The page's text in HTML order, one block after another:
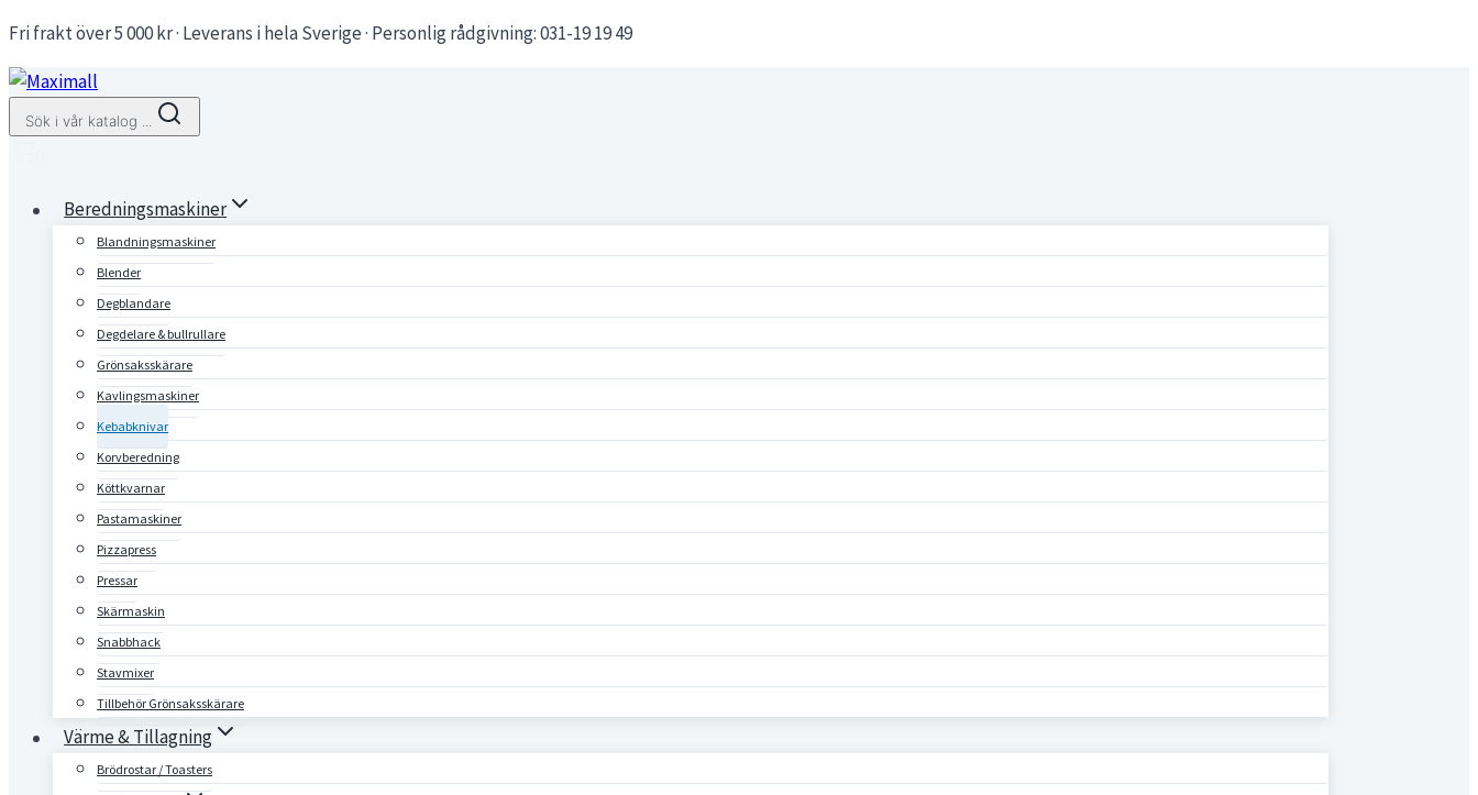
Skip
to
content
Fri frakt över 5 000 kr · Leverans i hela Sverige · Personlig rådgivning: 031-19 19 49
Sök i vår katalog ...
Beredningsmaskiner
Blandningsmaskiner
Blender
Degblandare
Degdelare & bullrullare
Grönsaksskärare
Kavlingsmaskiner
Kebabknivar
Korvberedning
Köttkvarnar
Pastamaskiner
Pizzapress
Pressar
Skärmaskin
Snabbhack
Stavmixer
Tillbehör Grönsaksskärare
Värme & Tillagning
Brödrostar / Toasters